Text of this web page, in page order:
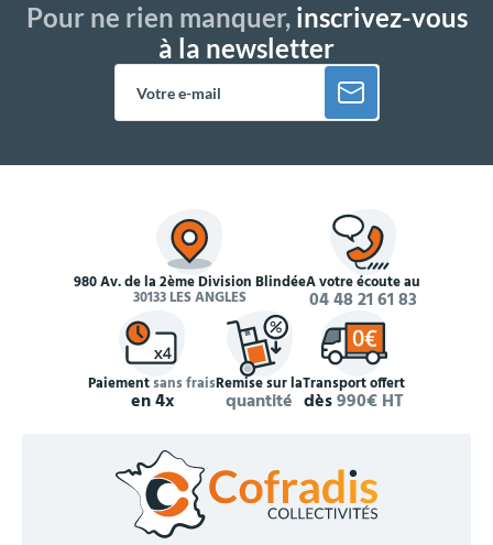
Pour ne rien manquer,inscrivez-vous
à la newsletter
980 Av. de la 2ème Division Blindée
30133 LES ANGLES
À votre écoute au
04 48 21 61 83
Paiementsans frais
en 4x
Remise sur la
quantité
Transport offert
dès990€ HT